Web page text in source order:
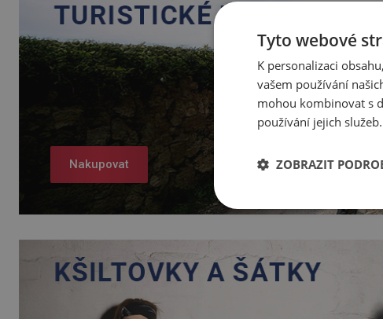
Nakupovat
Tyto webové
K personalizaci
vašem používání
mohou kombinovat s
používání jejich služeb.
ZOBRAZIT